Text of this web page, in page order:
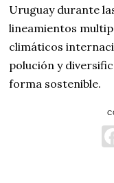
Uruguay durante
lineamientos
climáticos
polución y
forma sostenible.